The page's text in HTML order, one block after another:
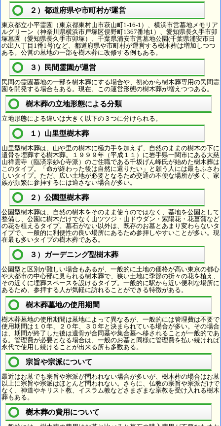
２）都道府県や市町村が運営
東京都立小平霊園（東京都東村山市萩山町1-16-1）、横浜市営墓地メモリア
ルグリーン（神奈川県横浜市戸塚区俣野町1367番地1）、愛知県長久手市卯
塚墓園（愛知県長久手市卯塚）、千葉県浦安市営墓地公園(千葉県浦安市日
の出八丁目1番1号)など、都道府県や市町村が運営する樹木葬は増加しつつ
ある。公営の墓地の一部を樹木葬に改修する例もある。
３）民間霊園が運営
民間の霊園墓地の一部を樹木葬にする場合や、初めから樹木葬専用の民間霊
園を開発する場合もある。現在、この運営形態の樹木葬が増えつつある。
樹木葬の立地形態による分類
立地形態による違いは大きく以下の３つに分けられる。
１）山里型樹木葬
山里型樹木葬は、山や里の樹木に極力手を加えず、自然のままの樹木の下に
遺骨を埋葬する樹木葬。１９９９年（平成１１）に岩手県一関市にある大慈
山祥雲寺（臨済宗妙心寺派）のご住職である千坂げん峰氏が始めた樹木葬は
このタイプ。「命が終わった後は自然に還りたい」と願う人には最もふさわ
しいタイプ。ただ、広い土地が必要となるため交通の不便な場所が多く、家
族が頻繁に参拝するには適さない場合が多い。
２）公園型樹木葬
公園型樹木葬は、自然の樹木をそのまま使うのではなく、墓地を公園として
整備し、公園に樹木だけでなく山ツツジ・山ドウダン・紫陽花・花菖蒲など
の花を植えるタイプ。墓石がない以外は、既存のお墓とあまり変わらないタ
イプで、一般的に利便性の良い場所にあるため参拝しやすいことが多い。現
在最も多いタイプの樹木葬である。
３）ガーデニング型樹木葬
公園型と区別が難しい場合もあるが、一般的に土地の価格が高い東京の都心
や大都市の中心部に見られる樹木葬で、狭い土地に季節の折々の花を植え、
その近くに埋葬スペースを設けるタイプ。一般的に駅から近い便利な場所に
あるため、参拝する人が気軽に訪れることができる特徴がある。
樹木葬墓地の使用期間
樹木葬墓地の使用期間は墓地によって異なるが、一般的には管理費は不要で
使用期間は１０年、２０年、３０年と決まられている場合が多い。その場合
は、期間が終了した後は遺骨が合同墓や集合墓へ移されることが一般的であ
る。管理費が必要となる場合は、一般のお墓と同様に管理費を払い続ければ
永代で使用し続けることが出来る所も多数ある。
宗旨や宗派について
最近はお墓でも宗旨や宗派が問われない場合が多いが、樹木葬の場合はお墓
以上に宗旨や宗派はほとんど問われない。さらに、仏教の宗旨や宗派だけで
なく、神道やキリスト教、イスラム教などさまざまな宗教を受け入れる樹木
葬もある。
樹木葬の費用について